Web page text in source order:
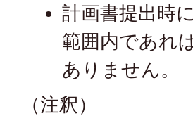
計画書提出時
範囲内であれ
ありません。
（注釈）